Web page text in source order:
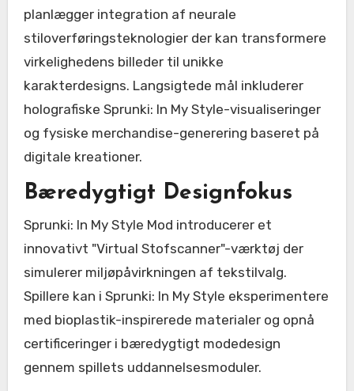
planlægger integration af neurale
stiloverføringsteknologier der kan transformere
virkelighedens billeder til unikke
karakterdesigns. Langsigtede mål inkluderer
holografiske Sprunki: In My Style-visualiseringer
og fysiske merchandise-generering baseret på
digitale kreationer.
Bæredygtigt Designfokus
Sprunki: In My Style Mod introducerer et
innovativt "Virtual Stofscanner"-værktøj der
simulerer miljøpåvirkningen af tekstilvalg.
Spillere kan i Sprunki: In My Style eksperimentere
med bioplastik-inspirerede materialer og opnå
certificeringer i bæredygtigt modedesign
gennem spillets uddannelsesmoduler.